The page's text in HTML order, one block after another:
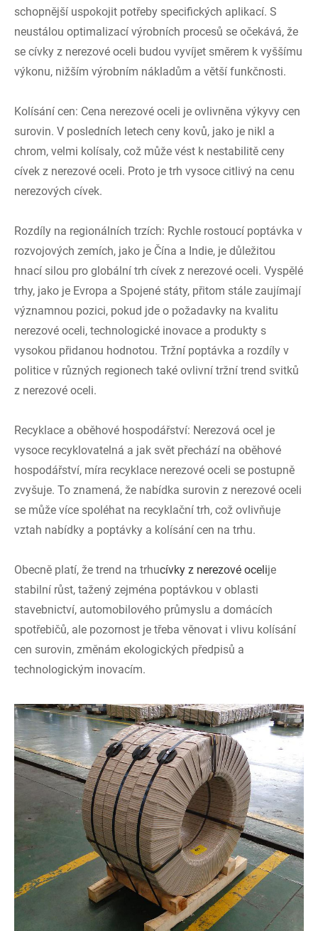
schopnější uspokojit potřeby specifických aplikací. S
neustálou optimalizací výrobních procesů se očekává, že
se cívky z nerezové oceli budou vyvíjet směrem k vyššímu
výkonu, nižším výrobním nákladům a větší funkčnosti.
Kolísání cen: Cena nerezové oceli je ovlivněna výkyvy cen
surovin. V posledních letech ceny kovů, jako je nikl a
chrom, velmi kolísaly, což může vést k nestabilitě ceny
cívek z nerezové oceli. Proto je trh vysoce citlivý na cenu
nerezových cívek.
Rozdíly na regionálních trzích: Rychle rostoucí poptávka v
rozvojových zemích, jako je Čína a Indie, je důležitou
hnací silou pro globální trh cívek z nerezové oceli. Vyspělé
trhy, jako je Evropa a Spojené státy, přitom stále zaujímají
významnou pozici, pokud jde o požadavky na kvalitu
nerezové oceli, technologické inovace a produkty s
vysokou přidanou hodnotou. Tržní poptávka a rozdíly v
politice v různých regionech také ovlivní tržní trend svitků
z nerezové oceli.
Recyklace a oběhové hospodářství: Nerezová ocel je
vysoce recyklovatelná a jak svět přechází na oběhové
hospodářství, míra recyklace nerezové oceli se postupně
zvyšuje. To znamená, že nabídka surovin z nerezové oceli
se může více spoléhat na recyklační trh, což ovlivňuje
vztah nabídky a poptávky a kolísání cen na trhu.
Obecně platí, že trend na trhucívky z nerezové ocelije
stabilní růst, tažený zejména poptávkou v oblasti
stavebnictví, automobilového průmyslu a domácích
spotřebičů, ale pozornost je třeba věnovat i vlivu kolísání
cen surovin, změnám ekologických předpisů a
technologickým inovacím.